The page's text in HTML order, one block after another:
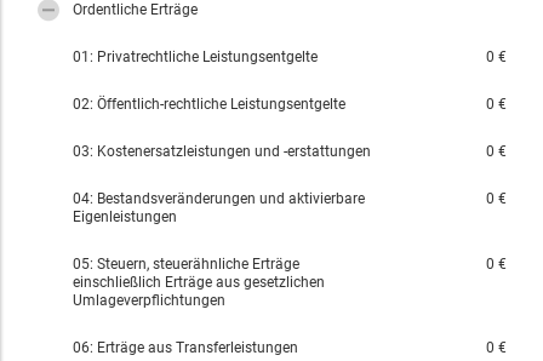
Ordentliche Erträge
01: Privatrechtliche Leistungsentgelte 0 €
02: Öffentlich-rechtliche Leistungsentgelte 0 €
03: Kostenersatzleistungen und -erstattungen 0 €
04: Bestandsveränderungen und aktivierbare
Eigenleistungen
0 €
05: Steuern, steuerähnliche Erträge
einschließlich Erträge aus gesetzlichen
Umlageverpflichtungen
0 €
06: Erträge aus Transferleistungen 0 €